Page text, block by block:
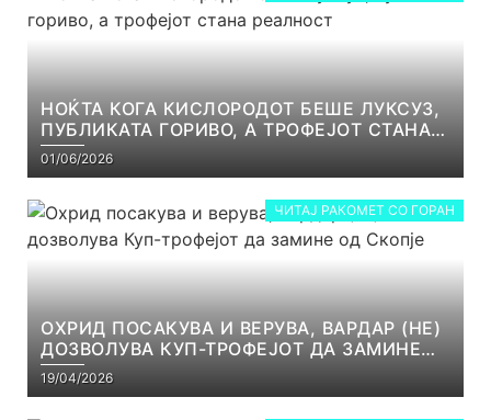
НОЌТА КОГА КИСЛОРОДОТ БЕШЕ ЛУКСУЗ,
ПУБЛИКАТА ГОРИВО, А ТРОФЕЈОТ СТАНА
РЕАЛНОСТ
01/06/2026
ЧИТАЈ РАКОМЕТ СО ГОРАН
ОХРИД ПОСАКУВА И ВЕРУВА, ВАРДАР (НЕ)
ДОЗВОЛУВА КУП-ТРОФЕЈОТ ДА ЗАМИНЕ
ОД СКОПЈЕ
19/04/2026